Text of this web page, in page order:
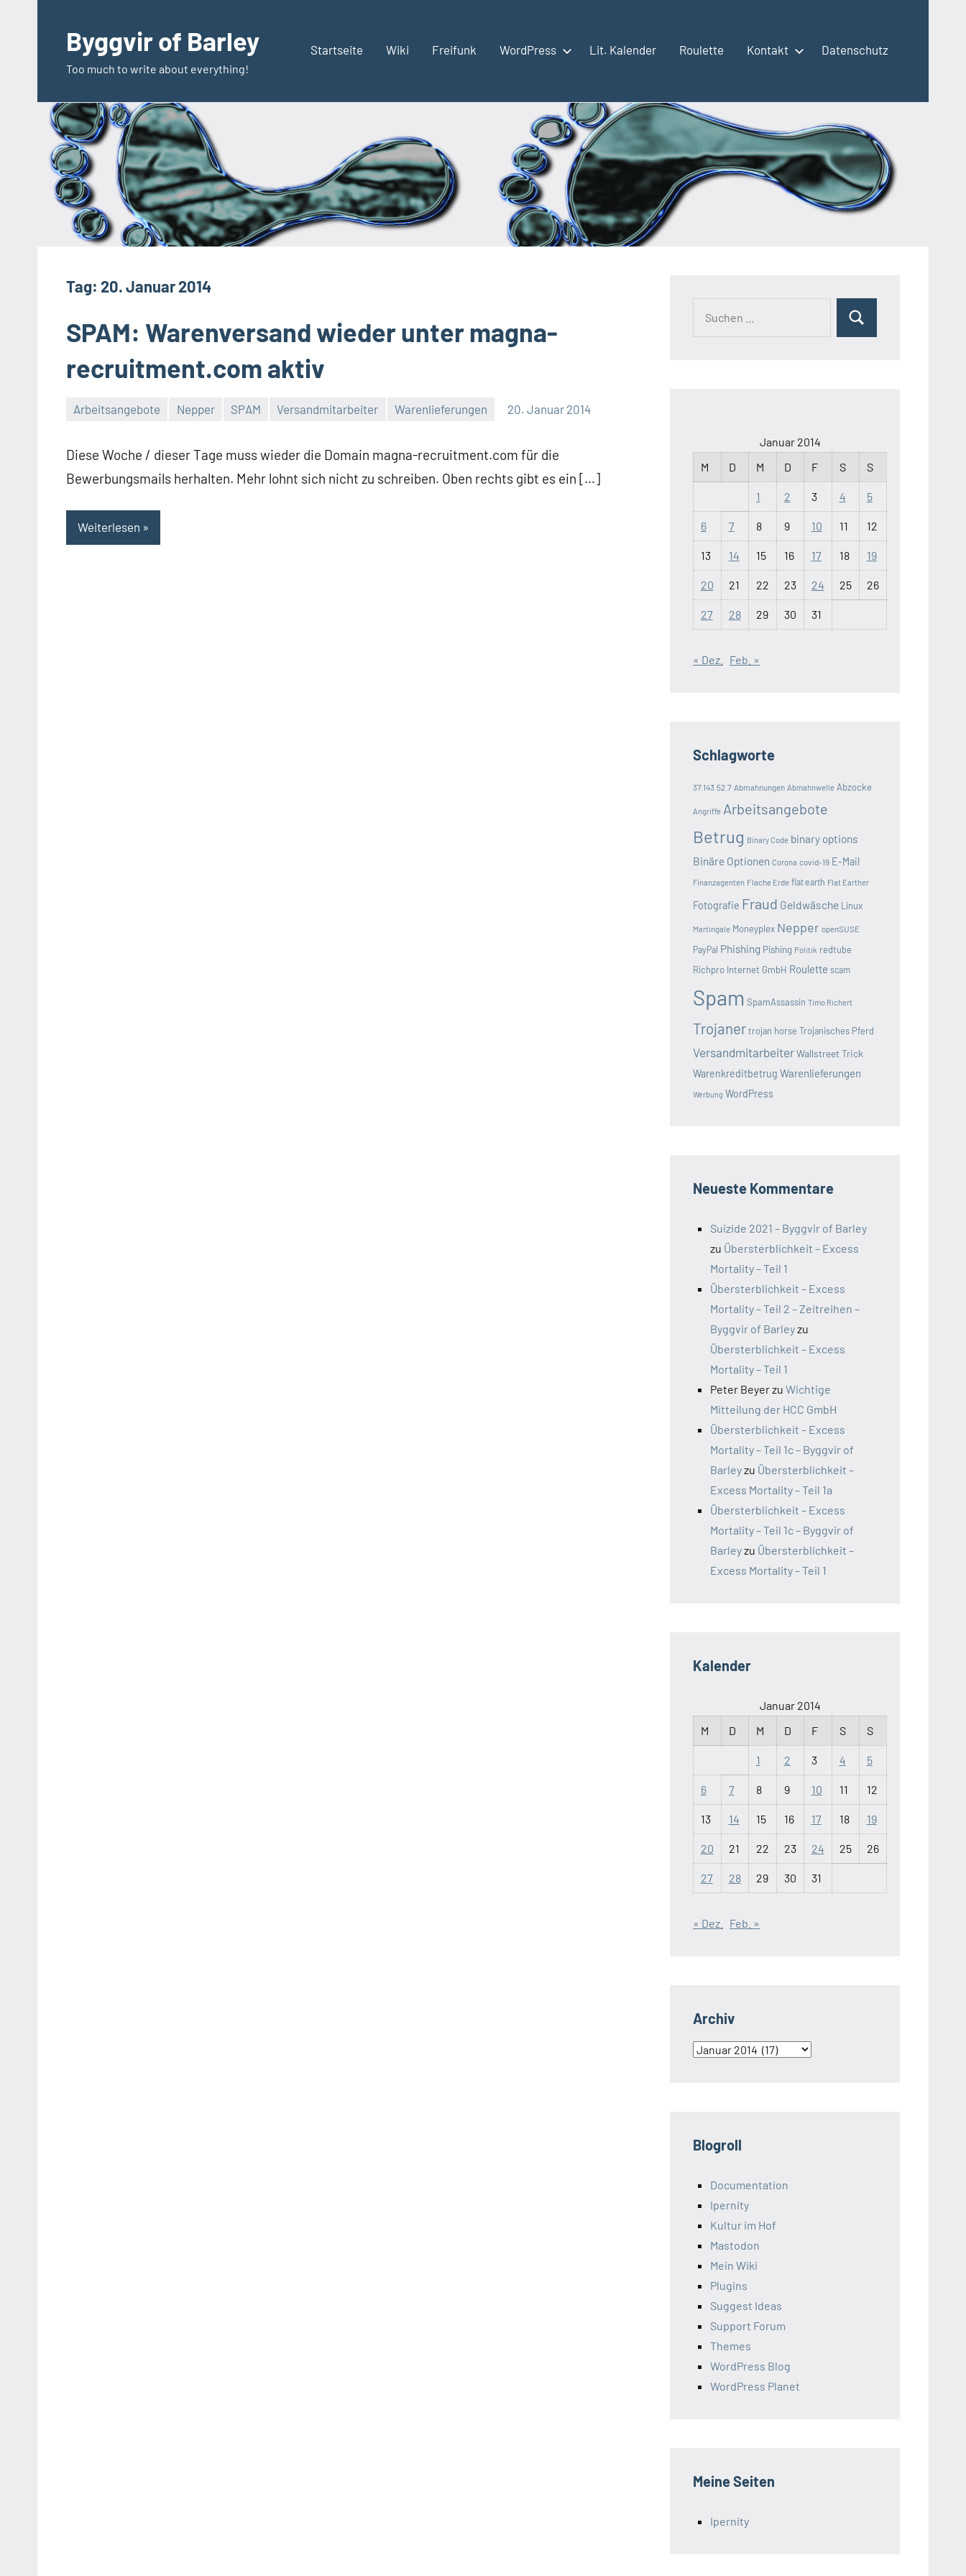
springenByggvir of Barley
Too much to write about everything!
Startseite Wiki Freifunk WordPress Lit. Kalender Roulette Kontakt Datenschutz
Tag: 20. Januar 2014
SPAM: Warenversand wieder unter magna-
recruitment.com aktiv
Arbeitsangebote Nepper SPAM Versandmitarbeiter Warenlieferungen 20. Januar 2014
Diese Woche / dieser Tage muss wieder die Domain magna-recruitment.com für die
Bewerbungsmails herhalten. Mehr lohnt sich nicht zu schreiben. Oben rechts gibt es ein […]
Weiterlesen
Suchen
Januar 2014
M
D M D F S S
1 2 3 4 5
6 7 8 9 10 11 12
13 14 15 16 17 18 19
20 21 22 23 24 25 26
27 28 29 30 31
« Dez. Feb. »
Schlagworte
37.143.52.7 Abmahnungen Abmahnwelle Abzocke
Angriffe Arbeitsangebote
Betrug Binary Code binary options
Binäre Optionen Corona covid-19 E-Mail
Finanzagenten Flache Erde flat earth Flat Earther
Fotografie Fraud Geldwäsche Linux
Martingale Moneyplex Nepper openSUSE
PayPal Phishing Pishing Politik redtube
Richpro Internet GmbH Roulette scam
Spam SpamAssassin Timo Richert
Trojanertrojan horse Trojanisches Pferd
VersandmitarbeiterWallstreet Trick
Warenkreditbetrug Warenlieferungen
Werbung WordPress
Neueste Kommentare
Suizide 2021 – Byggvir of Barley
zu Übersterblichkeit – Excess
Mortality – Teil 1
Übersterblichkeit – Excess
Mortality – Teil 2 – Zeitreihen –
Byggvir of Barleyzu
Übersterblichkeit – Excess
Mortality – Teil 1
Peter Beyerzu Wichtige
Mitteilung der HCC GmbH
Übersterblichkeit – Excess
Mortality – Teil 1c – Byggvir of
Barleyzu Übersterblichkeit –
Excess Mortality – Teil 1a
Übersterblichkeit – Excess
Mortality – Teil 1c – Byggvir of
Barleyzu Übersterblichkeit –
Excess Mortality – Teil 1
Kalender
Januar 2014
M
D M D F S S
1 2 3 4 5
6 7 8 9 10 11 12
13 14 15 16 17 18 19
20 21 22 23 24 25 26
27 28 29 30 31
« Dez. Feb. »
Archiv
Archiv
Blogroll
Documentation
Ipernity
Kultur im Hof
Mastodon
Mein Wiki
Plugins
Suggest Ideas
Support Forum
Themes
WordPress Blog
WordPress Planet
Meine Seiten
Ipernity